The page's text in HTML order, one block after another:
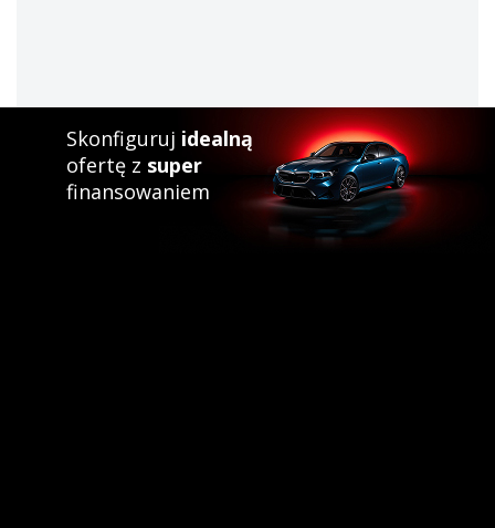
Skonfiguruj idealną
ofertę z super
finansowaniem